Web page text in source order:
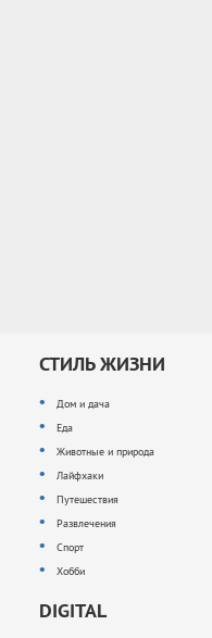
СТИЛЬ ЖИЗНИ
Дом и дача
Еда
Животные и природа
Лайфхаки
Путешествия
Развлечения
Спорт
Хобби
DIGITAL